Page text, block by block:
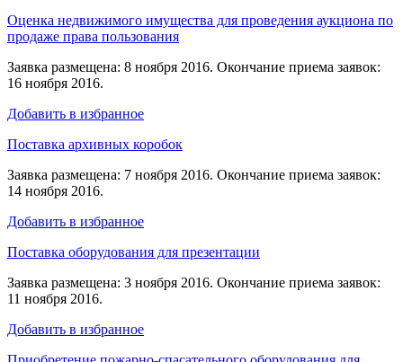
Оценка недвижимого имущества для проведения аукциона по
продаже права пользования
Заявка размещена: 8 ноября 2016. Окончание приема заявок:
16 ноября 2016.
Добавить в избранное
Поставка архивных коробок
Заявка размещена: 7 ноября 2016. Окончание приема заявок:
14 ноября 2016.
Добавить в избранное
Поставка оборудования для презентации
Заявка размещена: 3 ноября 2016. Окончание приема заявок:
11 ноября 2016.
Добавить в избранное